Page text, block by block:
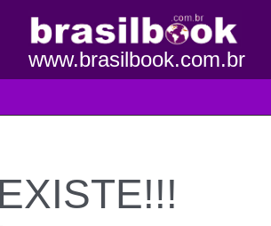
www.brasilbook.com.br